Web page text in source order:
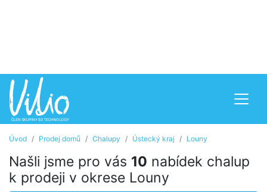
Úvod Prodej domů Chalupy Ústecký kraj Louny
Našli jsme pro vás 10 nabídek chalup
k prodeji v okrese Louny